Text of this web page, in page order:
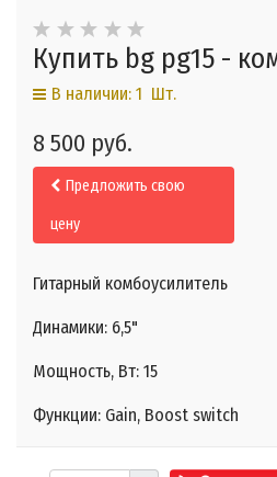
Купить bg pg15 -
В наличии: 1 Шт.
8 500 руб.
Предложить свою
цену
Гитарный комбоусилитель
Динамики: 6,5"
Мощность, Вт: 15
Функции: Gain, Boost switch